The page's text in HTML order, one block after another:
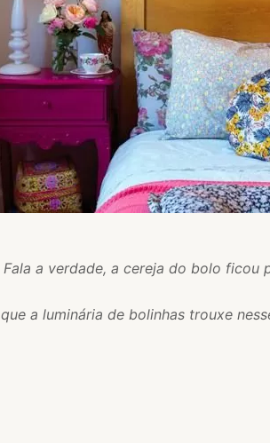
Fala a verdade, a cereja do bolo ficou
que a luminária de bolinhas trouxe